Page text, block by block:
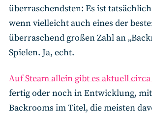
überraschendsten: Es ist
wenn vielleicht auch eines der
überraschend großen Zahl an
Spielen. Ja, echt.
Auf Steam allein gibt es aktuell circa
fertig oder noch in Entwicklung,
Backrooms im Titel, die meisten